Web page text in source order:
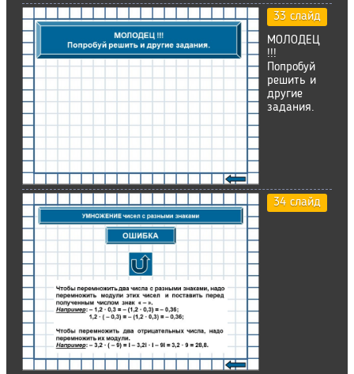
33 слайд
МОЛОДЕЦ
!!!
Попробуй
решить и
другие
задания.
34 слайд